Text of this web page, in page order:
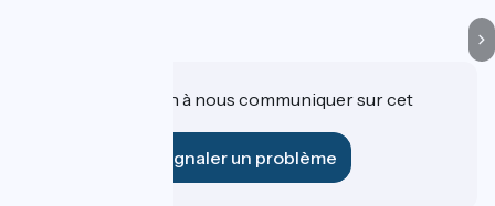
Une information à nous communiquer sur cet
Signaler un problème